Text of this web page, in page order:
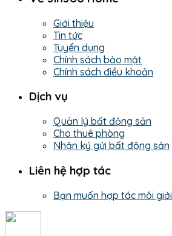
Giới thiệu
Tin tức
Tuyển dụng
Chính sách bảo mật
Chính sách điều khoản
Dịch vụ
Quản lý bất động sản
Cho thuê phòng
Nhận ký gửi bất động sản
Liên hệ hợp tác
Bạn muốn hợp tác môi giới